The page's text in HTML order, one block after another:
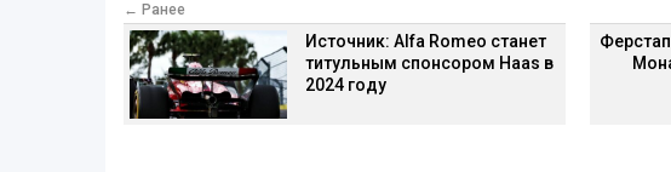
← Ранее
Источник: Alfa Romeo станет
титульным спонсором Haas в
2024 году